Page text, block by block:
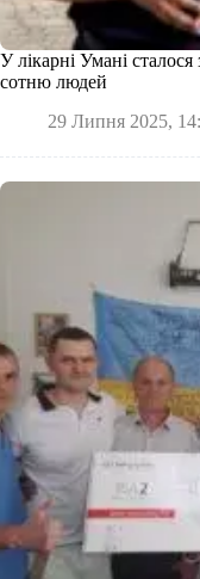
У лікарні Умані
сотню людей
29 Липня 2025,